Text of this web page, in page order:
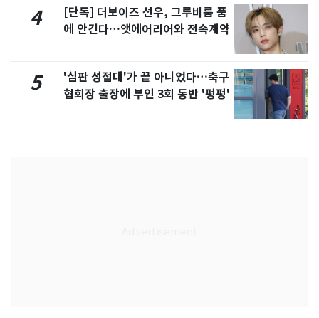
4
[단독] 더보이즈 선우, 그루비룸 품
에 안긴다…앳에어리어와 전속계약
5
'심판 성접대'가 끝 아니었다…축구
협회장 출장에 부인 3회 동반 '펑펑'